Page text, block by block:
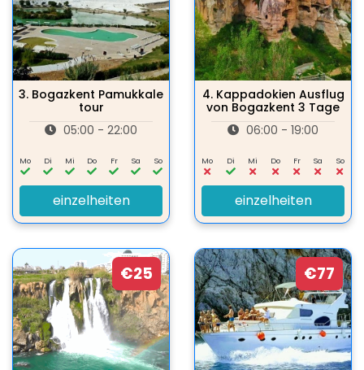
3. Bogazkent Pamukkale
tour
05:00 - 22:00
Mo Di Mi Do Fr Sa So
einzelheiten
4. Kappadokien Ausflug
von Bogazkent 3 Tage
06:00 - 19:00
Mo Di Mi Do Fr Sa So
einzelheiten
€25 €77